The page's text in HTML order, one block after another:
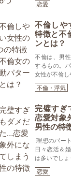
恋愛
不倫しや
特徴と不
ンとは？
不倫は、男
するもの。
女性が不倫
不倫・浮気
完璧すぎ
恋愛対象
男性の特
理想のパー
日々恋活＆
は多いでし
恋愛